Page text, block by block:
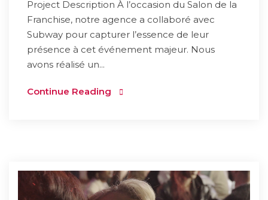
Project Description À l’occasion du Salon de la
Franchise, notre agence a collaboré avec
Subway pour capturer l’essence de leur
présence à cet événement majeur. Nous
avons réalisé un...
Continue Reading